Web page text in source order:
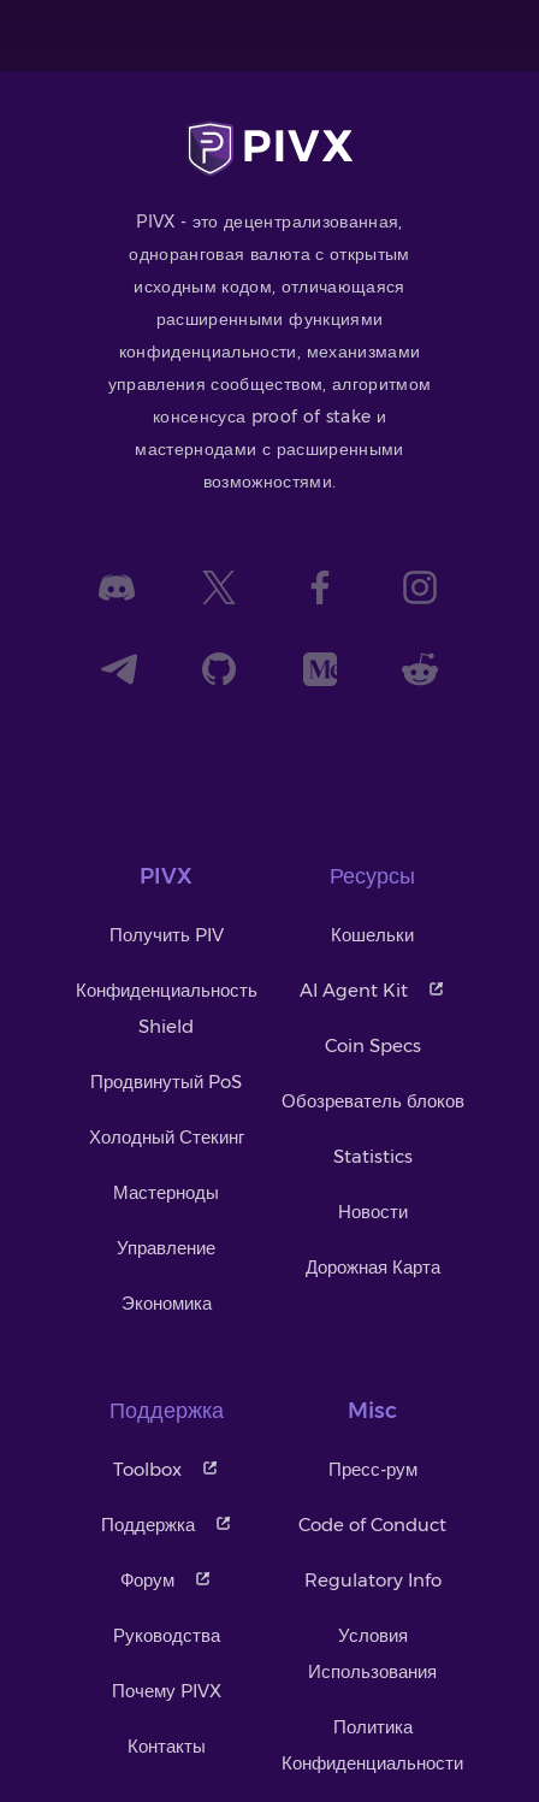
PIVX - это децентрализованная,
одноранговая валюта с открытым
исходным кодом, отличающаяся
расширенными функциями
конфиденциальности, механизмами
управления сообществом, алгоритмом
консенсуса proof of stake и
мастернодами с расширенными
возможностями.
PIVX
Получить PIV
Конфиденциальность
Shield
Продвинутый PoS
Холодный Стекинг
Мастерноды
Управление
Экономика
Ресурсы
Кошельки
AI Agent Kit
Coin Specs
Обозреватель блоков
Statistics
Новости
Дорожная Карта
Поддержка
Toolbox
Поддержка
Форум
Руководства
Почему PIVX
Контакты
Misc
Пресс-рум
Code of Conduct
Regulatory Info
Условия
Использования
Политика
Конфиденциальности